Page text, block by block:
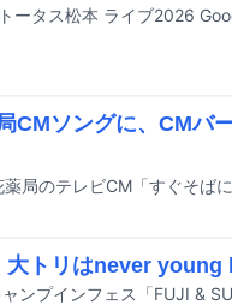
CMソングに、CMバ
大トリはnever young